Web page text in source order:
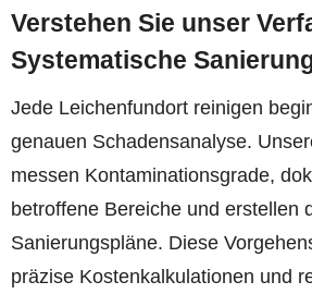
Verstehen Sie unser
Systematische
Jede Leichenfundort reinigen
genauen Schadensanalyse.
messen Kontaminationsgrade,
betroffene Bereiche und erstellen
Sanierungspläne. Diese
präzise Kostenkalkulationen und